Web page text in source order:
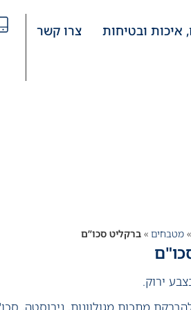
איכות ובטיחות צרו קשר
»מטבחים »ברקליט סכו”ם
ירוק.
להברקת מתכות מגולוונות, נירוסטה,